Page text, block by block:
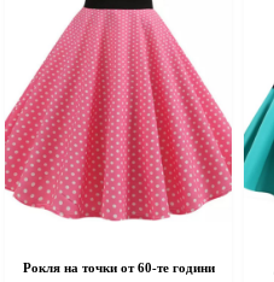
Рокля на точки от 60-те години